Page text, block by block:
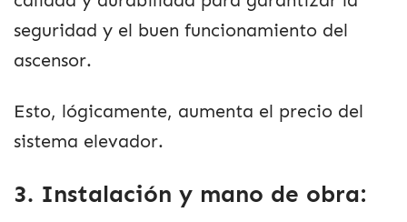
seguridad y el buen funcionamiento del
ascensor.
Esto, lógicamente, aumenta el precio del
sistema elevador.
3. Instalación y mano de obra: